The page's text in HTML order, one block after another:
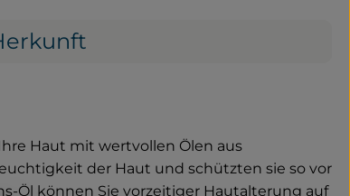
Haut mit wertvollen Ölen aus
der Haut und schützten sie so vor
Öl können Sie vorzeitiger Hautalterung auf